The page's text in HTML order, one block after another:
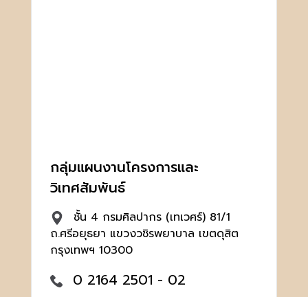
กลุ่มแผนงานโครงการและ
วิเทศสัมพันธ์
ชั้น 4 กรมศิลปากร (เทเวศร์) 81/1
ถ.ศรีอยุธยา แขวงวชิรพยาบาล เขตดุสิต
กรุงเทพฯ 10300
0 2164 2501 - 02